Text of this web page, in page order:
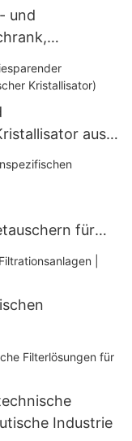
und
aus
für
Industrie